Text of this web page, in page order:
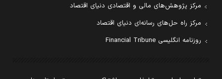
مرکز پژوهش‌های مالی و اقتصادی دنیای اقتصاد
مرکز راه حل‌های رسانه‌ای دنیای اقتصاد
روزنامه انگلیسی Financial Tribune